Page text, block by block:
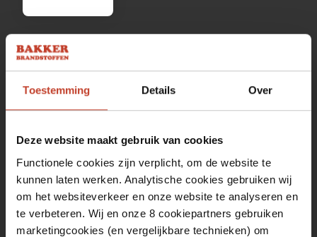
Toestemming Details Over
Deze website maakt gebruik van cookies
Functionele cookies zijn verplicht, om de website te
kunnen laten werken. Analytische cookies gebruiken wij
om het websiteverkeer en onze website te analyseren en
te verbeteren. Wij en onze 8 cookiepartners gebruiken
marketingcookies (en vergelijkbare technieken) om
Openingstijden
Maandag
13:00 tot 17:00
Dinsdag
08:00 tot 17:00
Woensdag
08:00 tot 17:00
Donderdag
08:00 tot 17:00
Vrijdag
08:00 tot 17:00